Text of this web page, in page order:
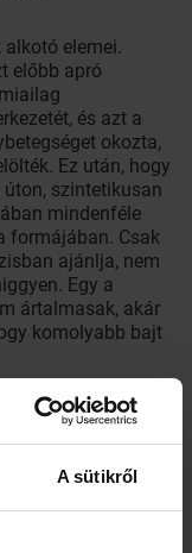
A sütikről
elemei.
előbb apró
és azt a
okozta,
Ez után, hogy
szintetikusan
mindenféle
formájában. Csak
ajánlja, nem
Egy a
ártalmasak, akár
komolyabb bajt
minden világos